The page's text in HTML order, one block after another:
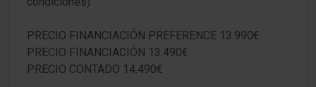
Faro con fondo oscuro
Luces antiniebla con luz de giro estática
PRECIO FINANCIACIÓN PREFERENCE 13.990€
PRECIO FINANCIACIÓN 13.490€
PRECIO CONTADO 14.490€